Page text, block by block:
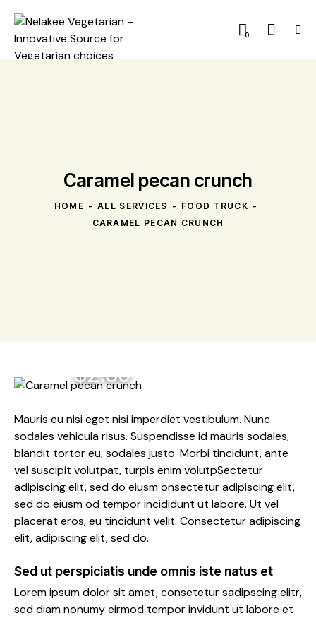
0
Caramel pecan crunch
HOME ALL SERVICES
FOOD TRUCK
CARAMEL PECAN CRUNCH
$2.60
Mauris eu nisi eget nisi imperdiet vestibulum. Nunc
sodales vehicula risus. Suspendisse id mauris sodales,
blandit tortor eu, sodales justo. Morbi tincidunt, ante
vel suscipit volutpat, turpis enim volutpSectetur
adipiscing elit, sed do eiusm onsectetur adipiscing elit,
sed do eiusm od tempor incididunt ut labore. Ut vel
placerat eros, eu tincidunt velit. Consectetur adipiscing
elit, adipiscing elit, sed do.
Sed ut perspiciatis unde omnis iste natus et
Lorem ipsum dolor sit amet, consetetur sadipscing elitr,
sed diam nonumy eirmod tempor invidunt ut labore et